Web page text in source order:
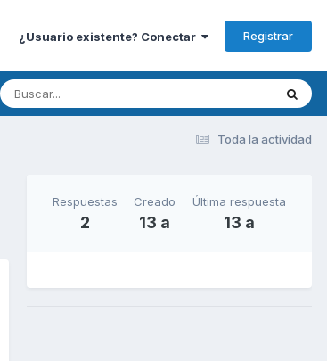
¿Usuario existente? Conectar Registrar
Toda la actividad
Respuestas
2
Creado
13 a
Última respuesta
13 a